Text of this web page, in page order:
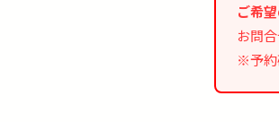
ご希
お問
※予約